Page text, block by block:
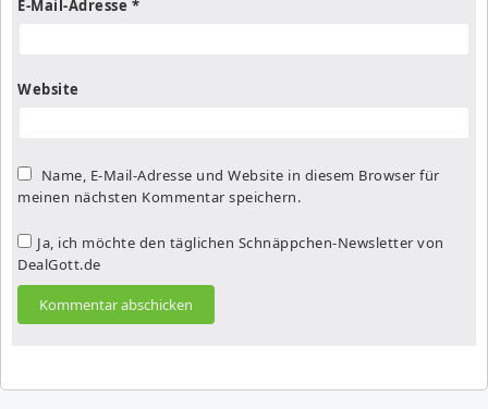
E-Mail-Adresse *
Website
Name, E-Mail-Adresse und Website in diesem Browser für
meinen nächsten Kommentar speichern.
Ja, ich möchte den täglichen Schnäppchen-Newsletter von
DealGott.de